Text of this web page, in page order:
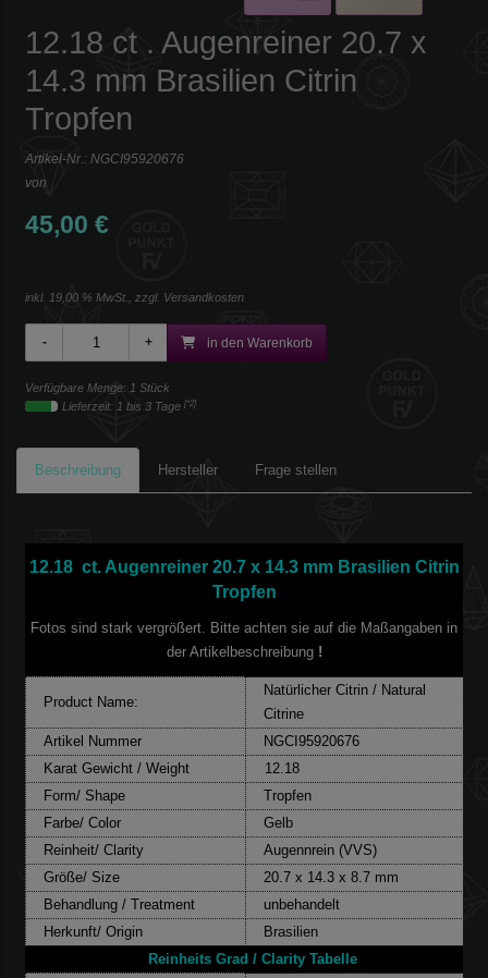
12.18 ct . Augenreiner 20.7 x
14.3 mm Brasilien Citrin
Tropfen
Artikel-Nr.: NGCI95920676
von
45,00 €
inkl. 19,00 % MwSt., zzgl. Versandkosten
in den Warenkorb
Verfügbare Menge: 1 Stück
Lieferzeit: 1 bis 3 Tage [*2]
Beschreibung Hersteller Frage stellen
12.18 ct. Augenreiner 20.7 x 14.3 mm Brasilien Citrin
Tropfen
Fotos sind stark vergrößert. Bitte achten sie auf die Maßangaben in
der Artikelbeschreibung!
Product Name:
Natürlicher Citrin / Natural
Citrine
Artikel Nummer
NGCI95920676
Karat Gewicht / Weight
12.18
Form/ Shape
Tropfen
Farbe/ Color
Gelb
Reinheit/ Clarity
Augennrein (VVS)
Größe/ Size
20.7 x 14.3 x 8.7 mm
Behandlung / Treatment
unbehandelt
Herkunft/ Origin
Brasilien
Reinheits Grad / Clarity Tabelle